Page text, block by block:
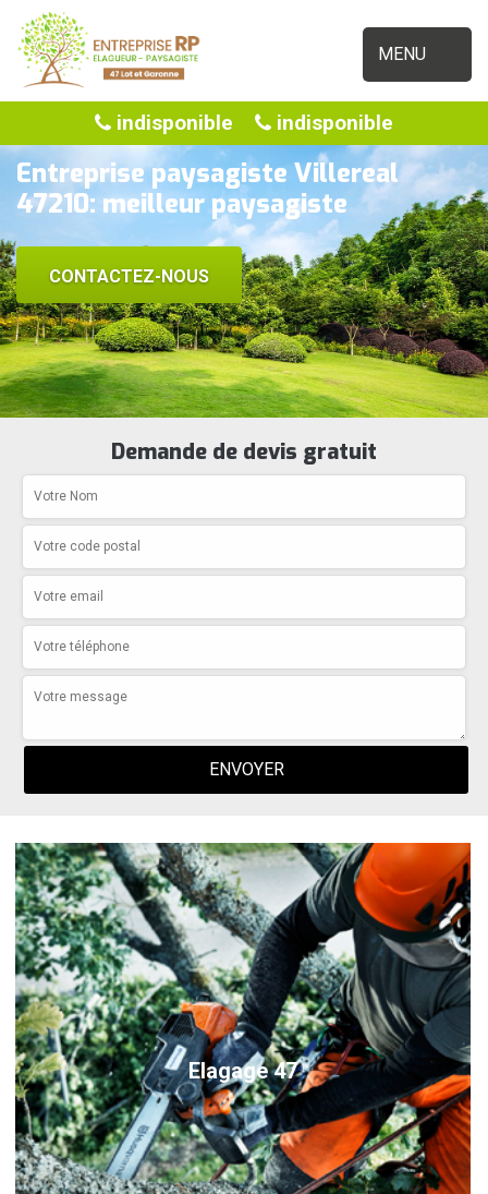
MENU
indisponible indisponible
Entreprise paysagiste Villereal
47210: meilleur paysagiste
CONTACTEZ-NOUS
Demande de devis gratuit
Elagage 47